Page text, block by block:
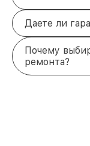
Даете ли
Почему
ремонта?